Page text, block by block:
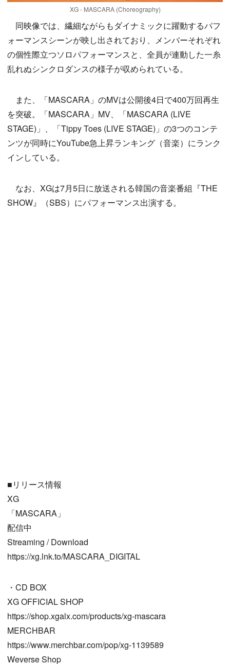
XG - MASCARA (Choreography)
同映像では、繊細ながらもダイナミックに躍動するパフ
ォーマンスシーンが映し出されており、メンバーそれぞれ
の個性際立つソロパフォーマンスと、全員が連動した一糸
乱れぬシンクロダンスの様子が収められている。
また、「MASCARA」のMVは公開後4日で400万回再生
を突破。「MASCARA」MV、「MASCARA (LIVE
STAGE)」、「Tippy Toes (LIVE STAGE)」の3つのコンテ
ンツが同時にYouTube急上昇ランキング（音楽）にランク
インしている。
なお、XGは7月5日に放送される韓国の音楽番組『THE
SHOW』（SBS）にパフォーマンス出演する。
■リリース情報
XG
「MASCARA」
配信中
Streaming / Download
https://xg.lnk.to/MASCARA_DIGITAL
・CD BOX
XG OFFICIAL SHOP
https://shop.xgalx.com/products/xg-mascara
MERCHBAR
https://www.merchbar.com/pop/xg-1139589
Weverse Shop